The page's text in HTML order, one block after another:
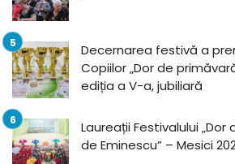
Decernarea festivă a
Copiilor „Dor de
ediția a V-a, jubiliară
Laureații Festivalului
de Eminescu” – Mesici